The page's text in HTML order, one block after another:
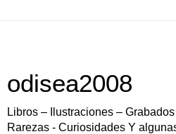
odisea2008
Libros – Ilustraciones –
Rarezas - Curiosidades Y